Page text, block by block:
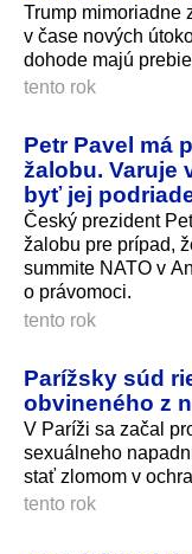
Trump mimoriadne
v čase nových
dohode majú
tento rok
Petr Pavel má
žalobu. Varuje
byť jej
Český prezident
žalobu pre prípad,
summite NATO v
o právomoci.
tento rok
Parížsky súd
obvineného z
V Paríži sa začal
sexuálneho
stať zlomom v
tento rok